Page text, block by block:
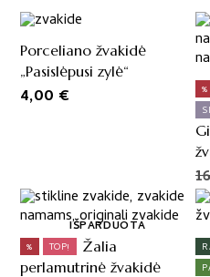
Porceliano žvakidė
„Pasislėpusi zylė“
4,00 €
IŠPARDUOTA
%
% TOP!
Žalia
perlamutrinė žvakidė